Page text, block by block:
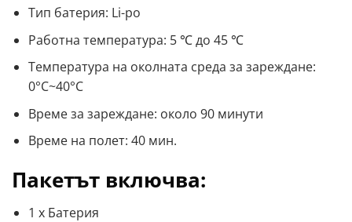
Тип батерия: Li-po
Работна температура: 5 ℃ до 45 ℃
Температура на околната среда за зареждане:
0°C~40°C
Време за зареждане: около 90 минути
Време на полет: 40 мин.
Пакетът включва:
1 х Батерия